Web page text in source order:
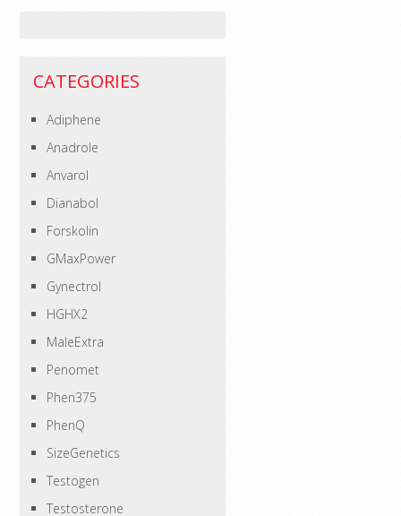
CATEGORIES
Adiphene
Anadrole
Anvarol
Dianabol
Forskolin
GMaxPower
Gynectrol
HGHX2
MaleExtra
Penomet
Phen375
PhenQ
SizeGenetics
Testogen
Testosterone